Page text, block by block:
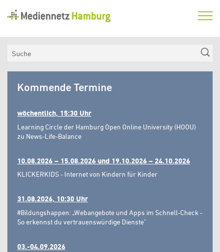
Hamburg
Aktuelles
Medienkompetenzfonds
Hamburg
Kommende Termine
wöchentlich, 15:30 Uhr
Learning Circle der Hamburg Open Online University (HOOU)
zu News-Life-Balance
10.08.2026 – 15.08.2026 und 19.10.2026 – 24.10.2026
KLICKERKIDS - Internet von Kindern für Kinder
31.08.2026, 10:30 Uhr
#Bildungshappen: „Webangebote und Apps im Schnell-Check -
So erkennst du vertrauenswürdige Dienste"
03.-04.09.2026